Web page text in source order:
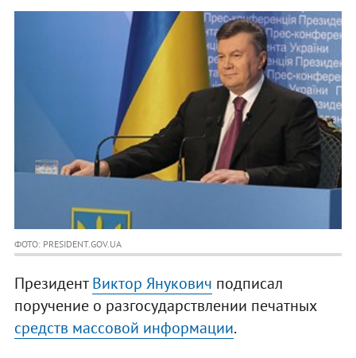
ФОТО: PRESIDENT.GOV.UA
ПрезидентВиктор Янукович подписал
поручение о разгосударствлении печатных
средств массовой информации.